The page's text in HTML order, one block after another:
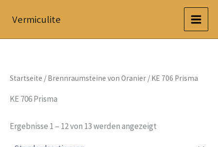
InhaltVermiculite
Startseite / Brennraumsteine von Oranier / KE 706 Prisma
KE 706 Prisma
Ergebnisse 1 – 12 von 13 werden angezeigt